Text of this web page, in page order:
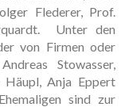
Flederer, Prof.
Unter den
von Firmen oder
Stowasser,
Anja Eppert
sind zur